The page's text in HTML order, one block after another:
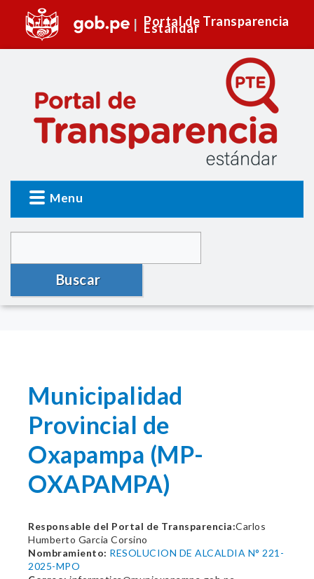
Portal de Transparencia
Estándar
Menu
Buscar
Municipalidad
Provincial de
Oxapampa (MP-
OXAPAMPA)
Responsable del Portal de Transparencia:Carlos
Humberto Garcia Corsino
Nombramiento: RESOLUCION DE ALCALDIA N° 221-
2025-MPO